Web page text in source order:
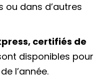
dans d’autres
certifiés de
disponibles pour
l’année.